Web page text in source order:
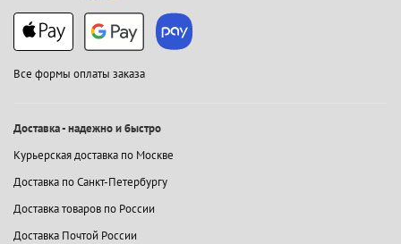
Все формы оплаты заказа
Доставка - надежно и быстро
Курьерская доставка по Москве
Доставка по Санкт-Петербургу
Доставка товаров по России
Доставка Почтой России